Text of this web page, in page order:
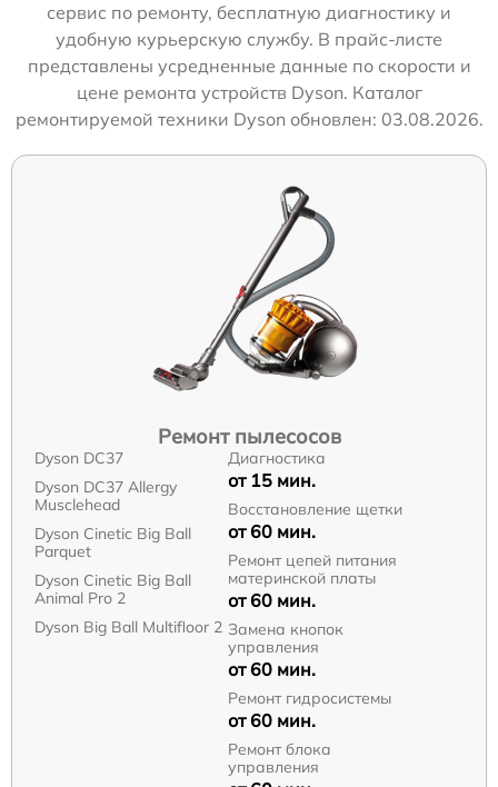
сервис по ремонту, бесплатную диагностику и
удобную курьерскую службу. В прайс-листе
представлены усредненные данные по скорости и
цене ремонта устройств Dyson. Каталог
ремонтируемой техники Dyson обновлен: 03.08.2026.
Ремонт пылесосов
Dyson DC37
Dyson DC37 Allergy
Musclehead
Dyson Cinetic Big Ball
Parquet
Dyson Cinetic Big Ball
Animal Pro 2
Dyson Big Ball Multifloor 2
Диагностика
от 15 мин.
Восстановление щетки
от 60 мин.
Ремонт цепей питания
материнской платы
от 60 мин.
Замена кнопок
управления
от 60 мин.
Ремонт гидросистемы
от 60 мин.
Ремонт блока
управления